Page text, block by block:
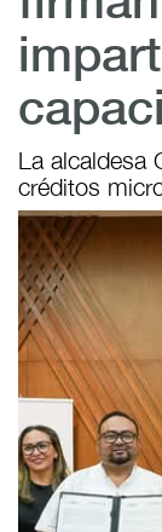
La alcaldesa
créditos